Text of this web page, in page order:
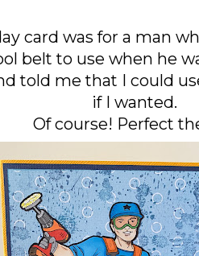
card was for a man
belt to use when he
told me that I could
if I wanted.
Of course! Perfect